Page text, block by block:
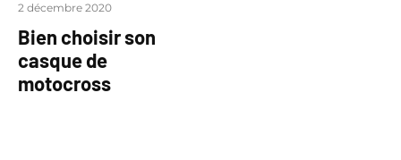
2 décembre 2020
Bien choisir son
casque de
motocross